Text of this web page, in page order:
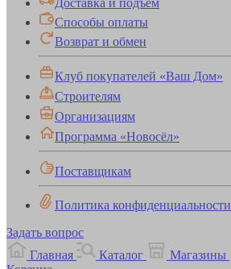
Способы оплаты
Возврат и обмен
Клуб покупателей «Ваш Дом»
Строителям
Организациям
Программа «Новосёл»
Поставщикам
Политика конфиденциальности
Задать вопрос
Главная
Каталог Магазины